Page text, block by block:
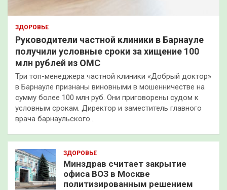
ЗДОРОВЬЕ
Руководители частной клиники в Барнауле
получили условные сроки за хищение 100
млн рублей из ОМС
Три топ-менеджера частной клиники «Добрый доктор»
в Барнауле признаны виновными в мошенничестве на
сумму более 100 млн руб. Они приговорены судом к
условным срокам. Директор и заместитель главного
врача барнаульского…
ЗДОРОВЬЕ
Минздрав считает закрытие
офиса ВОЗ в Москве
политизированным решением